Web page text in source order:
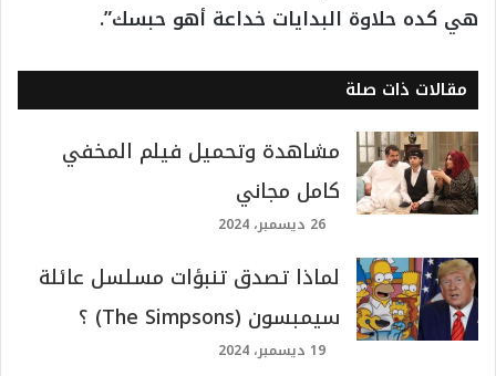
هي كده حلاوة البدايات خداعة أهو حبسك”.
مقالات ذات صلة
مشاهدة وتحميل فيلم المخفي
كامل مجاني
26 ديسمبر، 2024
لماذا تصدق تنبؤات مسلسل عائلة
سيمبسون (The Simpsons) ؟
19 ديسمبر، 2024